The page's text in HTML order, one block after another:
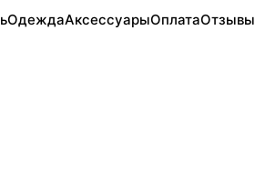
ОдеждаАксессуарыОплатаОтзывы